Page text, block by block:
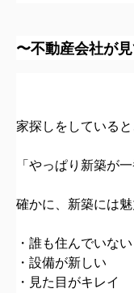
〜不動産会社が
家探しをしている
「やっぱり新築が
確かに、新築には
・誰も住んでいない
・設備が新しい
・見た目がキレイ